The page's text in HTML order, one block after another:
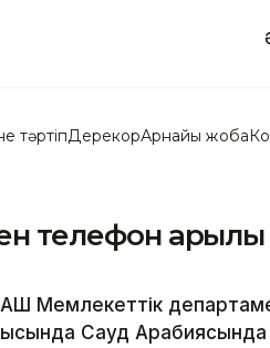
тәртіпДерекқорАрнайы жоба
телефон арқылы
Мемлекеттік
Сауд